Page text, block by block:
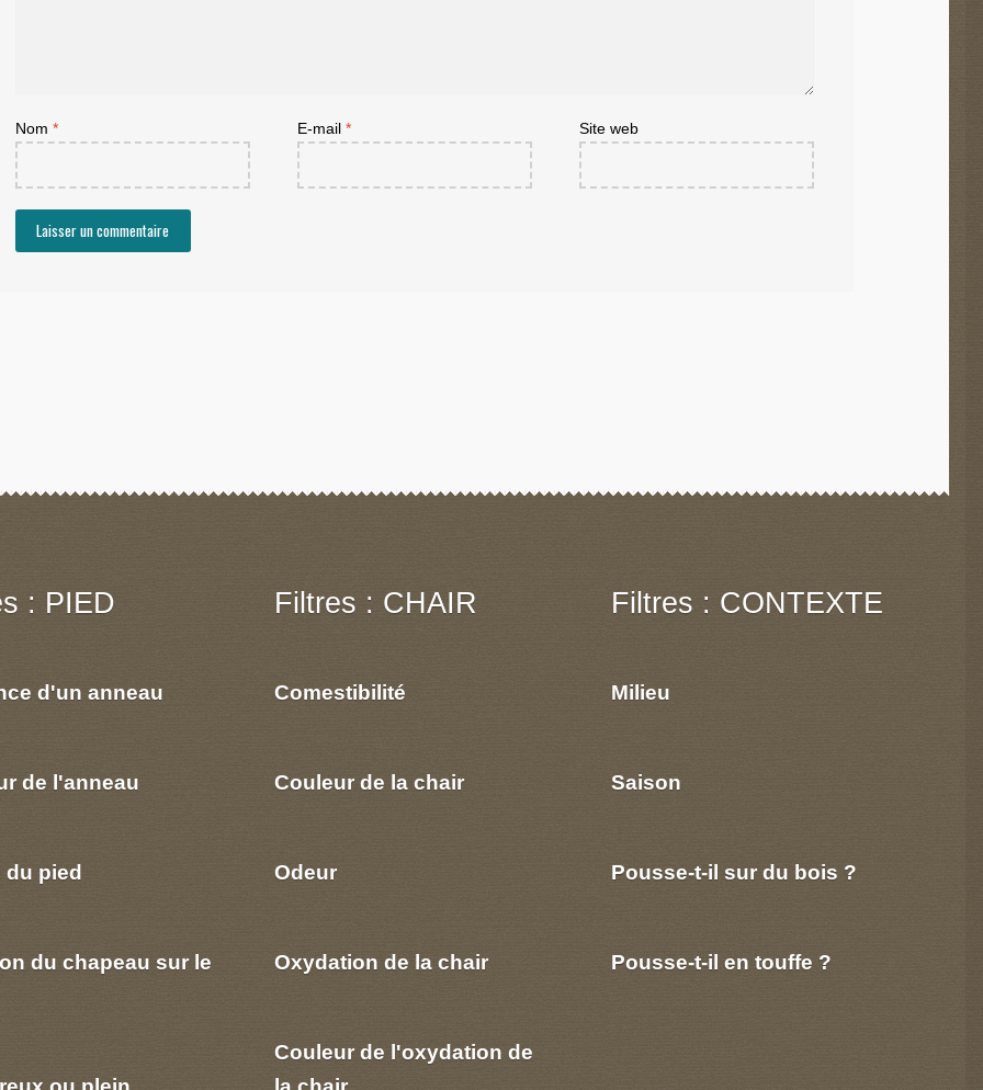
Nom * E-mail * Site web
: PIED
d'un anneau
de l'anneau
du pied
du chapeau sur le
Filtres : CHAIR
Comestibilité
Couleur de la chair
Odeur
Oxydation de la chair
Couleur de l'oxydation de
Filtres : CONTEXTE
Milieu
Saison
Pousse-t-il sur du bois ?
Pousse-t-il en touffe ?